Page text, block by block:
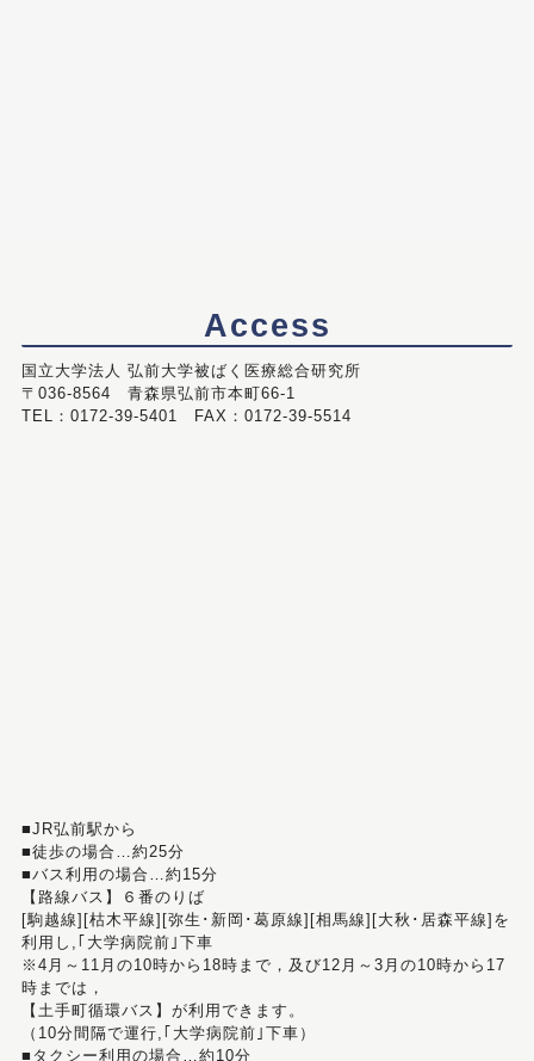
Access
国立大学法人 弘前大学被ばく医療総合研究所
〒036-8564 青森県弘前市本町66-1
TEL：0172-39-5401 FAX：0172-39-5514
■JR弘前駅から
■徒歩の場合…約25分
■バス利用の場合…約15分
【路線バス】６番のりば
[駒越線][枯木平線][弥生･新岡･葛原線][相馬線][大秋･居森平線]を
利用し,｢大学病院前｣下車
※4月～11月の10時から18時まで，及び12月～3月の10時から17
時までは，
【土手町循環バス】が利用できます。
（10分間隔で運行,｢大学病院前｣下車）
■タクシー利用の場合…約10分